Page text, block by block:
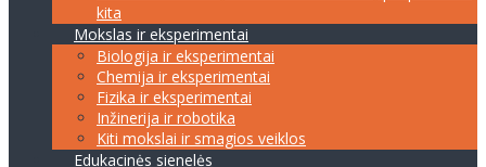
kita
Mokslas ir eksperimentai
Biologija ir eksperimentai
Chemija ir eksperimentai
Fizika ir eksperimentai
Inžinerija ir robotika
Kiti mokslai ir smagios veiklos
Edukacinės sienelės